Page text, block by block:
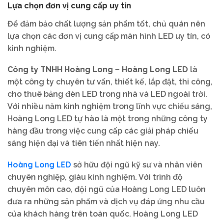
Lựa chọn đơn vị cung cấp uy tín
Để đảm bảo chất lượng sản phẩm tốt, chủ quán nên
lựa chọn các đơn vị cung cấp màn hình LED uy tín, có
kinh nghiệm.
Công ty TNHH Hoàng Long – Hoàng Long LED là
một công ty chuyên tư vấn, thiết kế, lắp đặt, thi công,
cho thuê bảng đèn LED trong nhà và LED ngoài trời.
Với nhiều năm kinh nghiệm trong lĩnh vực chiếu sáng,
Hoàng Long LED tự hào là một trong những công ty
hàng đầu trong việc cung cấp các giải pháp chiếu
sáng hiện đại và tiên tiến nhất hiện nay.
Hoàng Long LED sở hữu đội ngũ kỹ sư và nhân viên
chuyên nghiệp, giàu kinh nghiệm. Với trình độ
chuyên môn cao, đội ngũ của Hoàng Long LED luôn
đưa ra những sản phẩm và dịch vụ đáp ứng nhu cầu
của khách hàng trên toàn quốc. Hoàng Long LED